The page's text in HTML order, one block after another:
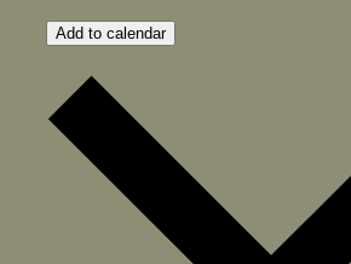
Add to calendar